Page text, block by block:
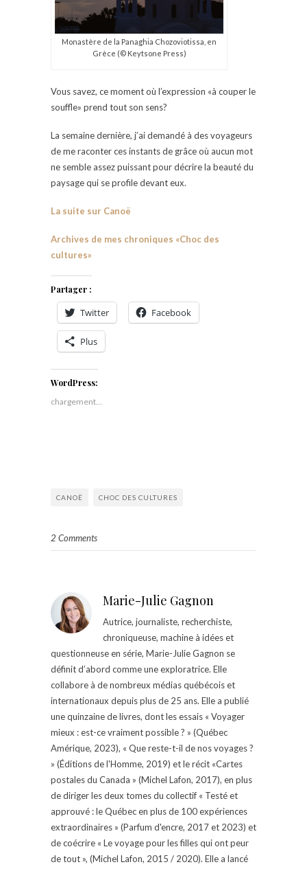
Monastère de la Panaghia Chozoviotissa, en
Grèce (© Keytsone Press)
Vous savez, ce moment où l’expression «à couper le
souffle» prend tout son sens?
La semaine dernière, j’ai demandé à des voyageurs
de me raconter ces instants de grâce où aucun mot
ne semble assez puissant pour décrire la beauté du
paysage qui se profile devant eux.
La suite sur Canoë
Archives de mes chroniques «Choc des
cultures»
Partager :
Twitter Facebook
Plus
WordPress:
chargement…
CANOË CHOC DES CULTURES
2 Comments
Marie-Julie Gagnon
Autrice, journaliste, recherchiste,
chroniqueuse, machine à idées et
questionneuse en série, Marie-Julie Gagnon se
définit d’abord comme une exploratrice. Elle
collabore à de nombreux médias québécois et
internationaux depuis plus de 25 ans. Elle a publié
une quinzaine de livres, dont les essais « Voyager
mieux : est-ce vraiment possible ? » (Québec
Amérique, 2023), « Que reste-t-il de nos voyages ?
» (Éditions de l'Homme, 2019) et le récit «Cartes
postales du Canada » (Michel Lafon, 2017), en plus
de diriger les deux tomes du collectif « Testé et
approuvé : le Québec en plus de 100 expériences
extraordinaires » (Parfum d'encre, 2017 et 2023) et
de coécrire « Le voyage pour les filles qui ont peur
de tout », (Michel Lafon, 2015 / 2020). Elle a lancé